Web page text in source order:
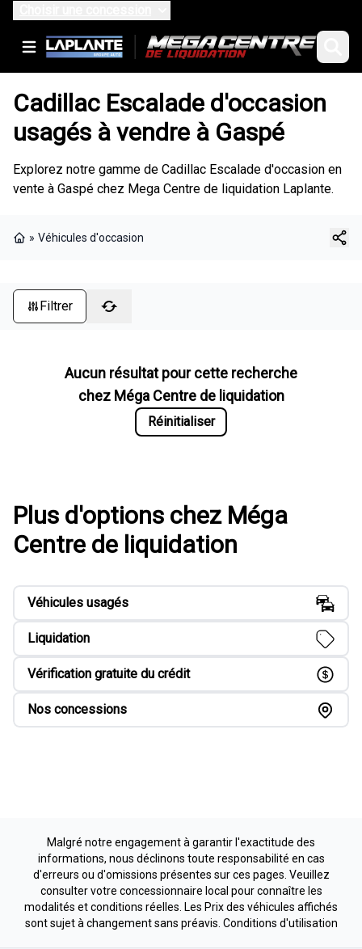
Cadillac Escalade d'occasion
usagés à vendre à Gaspé
Explorez notre gamme de Cadillac Escalade d'occasion en
vente à Gaspé chez Mega Centre de liquidation Laplante.
» Véhicules d'occasion
Filtrer
Aucun résultat pour cette recherche
chez Méga Centre de liquidation
Réinitialiser
Plus d'options chez Méga
Centre de liquidation
Véhicules usagés
Liquidation
Vérification gratuite du crédit
Nos concessions
Malgré notre engagement à garantir l'exactitude des
informations, nous déclinons toute responsabilité en cas
d'erreurs ou d'omissions présentes sur ces pages. Veuillez
consulter votre concessionnaire local pour connaître les
modalités et conditions réelles. Les Prix des véhicules affichés
sont sujet à changement sans préavis. Conditions d'utilisation